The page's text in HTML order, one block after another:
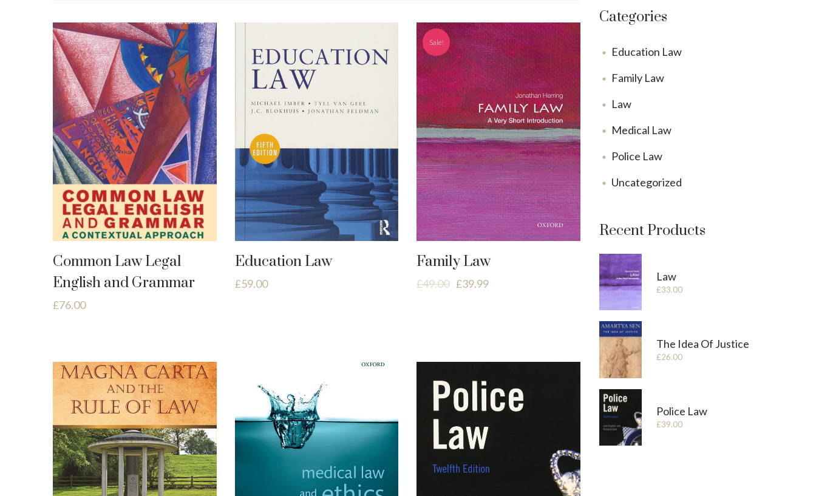
Common Law Legal
English and Grammar
£76.00
Education Law
£59.00
Sale!
Family Law
£49.00 £39.99
Categories
Education Law
Family Law
Law
Medical Law
Police Law
Uncategorized
Recent Products
Law
£33.00
The Idea Of Justice
£26.00
Police Law
£39.00